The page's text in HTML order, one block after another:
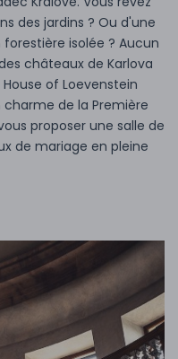
des jardins ? Ou d'une
isolée ? Aucun
châteaux de Karlova
of Loevenstein
de la Première
proposer une salle de
de mariage en pleine